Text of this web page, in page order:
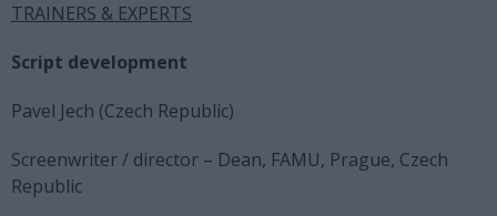
TRAINERS & EXPERTS
Script development
Pavel Jech (Czech Republic)
Screenwriter / director – Dean, FAMU, Prague, Czech
Republic